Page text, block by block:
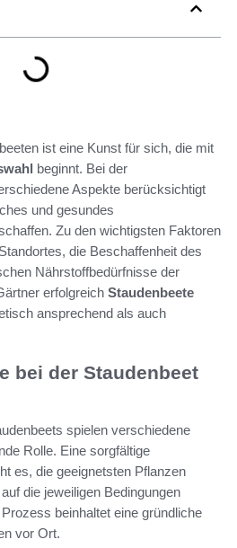
ist eine Kunst für sich, die mit
beginnt. Bei der
Aspekte berücksichtigt
und gesundes
Zu den wichtigsten Faktoren
die Beschaffenheit des
Nährstoffbedürfnisse der
erfolgreich Staudenbeete
ansprechend als auch
bei der Staudenbeet
spielen verschiedene
Rolle. Eine sorgfältige
es, die geeignetsten Pflanzen
die jeweiligen Bedingungen
beinhaltet eine gründliche
vor Ort.